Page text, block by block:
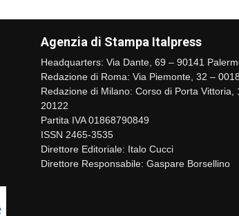
Agenzia di Stampa Italpress
Headquarters: Via Dante, 69 – 90141
Redazione di Roma: Via Piemonte, 32 –
Redazione di Milano: Corso di Porta Vittoria,
20122
Partita IVA 01868790849
ISSN 2465-3535
Direttore Editoriale: Italo Cucci
Direttore Responsabile: Gaspare Borsellino